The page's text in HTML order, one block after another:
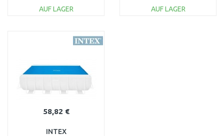
AUF LAGER
AUF LAGER
58,82 €
INTEX